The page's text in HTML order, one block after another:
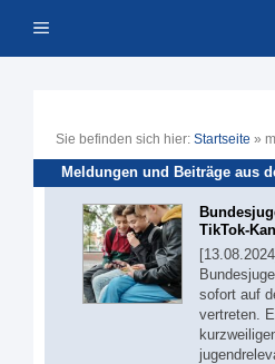
Inhalt Menü
Sie befinden sich hier: Startseite »
Meldungen und Beiträge aus
TikTok-
sofort auf
vertreten.